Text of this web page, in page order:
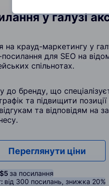
у галузі
на крауд-маркетингу у
для SEO на
спільнотах.
бренду, що
та підвищити
та відповідям на
email
Переглянути ціни
за посилання
від 300 посилань, знижка 20%